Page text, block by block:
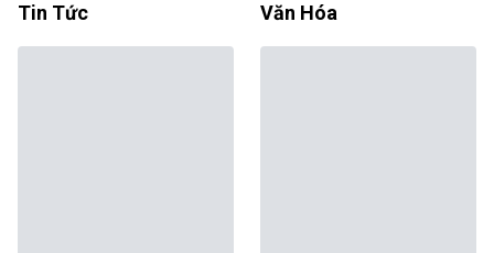
Tin Tức Văn Hóa